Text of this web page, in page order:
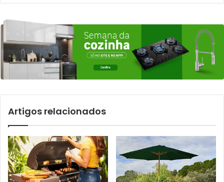
Artigos relacionados